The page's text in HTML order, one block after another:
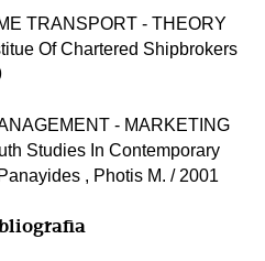
TRANSPORT - THEORY
Of Chartered Shipbrokers
- MARKETING
Studies In Contemporary
, Photis M. / 2001